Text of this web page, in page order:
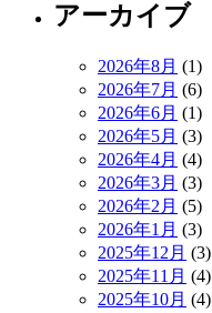
アーカイブ
2026年8月 (1)
2026年7月 (6)
2026年6月 (1)
2026年5月 (3)
2026年4月 (4)
2026年3月 (3)
2026年2月 (5)
2026年1月 (3)
2025年12月 (3)
2025年11月 (4)
2025年10月 (4)